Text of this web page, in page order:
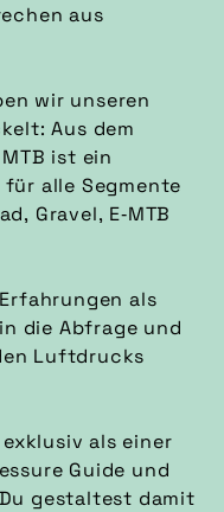
aus
wir unseren
Aus dem
ist ein
für alle Segmente
Gravel, E‑MTB
als
die Abfrage und
Luftdrucks
als einer
Guide und
gestaltest damit